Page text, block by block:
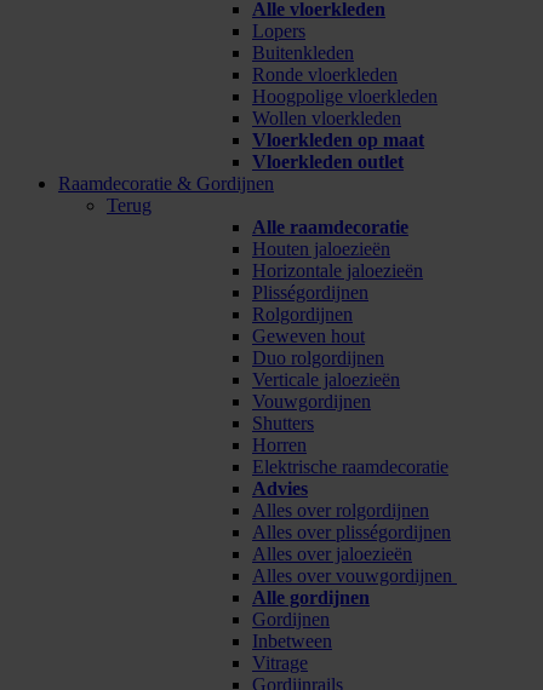
Alle vloerkleden
Lopers
Buitenkleden
Ronde vloerkleden
Hoogpolige vloerkleden
Wollen vloerkleden
Vloerkleden op maat
Vloerkleden outlet
Raamdecoratie & Gordijnen
Terug
Alle raamdecoratie
Houten jaloezieën
Horizontale jaloezieën
Plisségordijnen
Rolgordijnen
Geweven hout
Duo rolgordijnen
Verticale jaloezieën
Vouwgordijnen
Shutters
Horren
Elektrische raamdecoratie
Advies
Alles over rolgordijnen
Alles over plisségordijnen
Alles over jaloezieën
Alles over vouwgordijnen
Alle gordijnen
Gordijnen
Inbetween
Vitrage
Gordijnrails